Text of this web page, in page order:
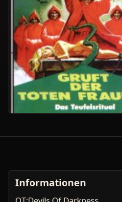
Informationen